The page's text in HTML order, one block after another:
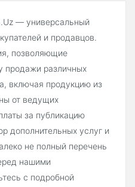
— универсальный
и продавцов.
позволяющие
продажи различных
включая продукцию из
от ведущих
за публикацию
дополнительных услуг и
не полный перечень
нашими
с подробной